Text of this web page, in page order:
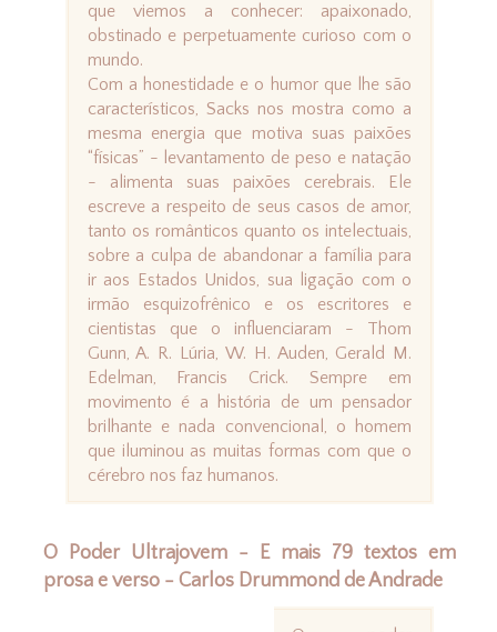
que viemos a conhecer: apaixonado,
obstinado e perpetuamente curioso com o
mundo.
Com a honestidade e o humor que lhe são
característicos, Sacks nos mostra como a
mesma energia que motiva suas paixões
“físicas” - levantamento de peso e natação
- alimenta suas paixões cerebrais. Ele
escreve a respeito de seus casos de amor,
tanto os românticos quanto os intelectuais,
sobre a culpa de abandonar a família para
ir aos Estados Unidos, sua ligação com o
irmão esquizofrênico e os escritores e
cientistas que o influenciaram - Thom
Gunn, A. R. Lúria, W. H. Auden, Gerald M.
Edelman, Francis Crick. Sempre em
movimento é a história de um pensador
brilhante e nada convencional, o homem
que iluminou as muitas formas com que o
cérebro nos faz humanos.
O Poder Ultrajovem - E mais 79 textos em
prosa e verso - Carlos Drummond de Andrade